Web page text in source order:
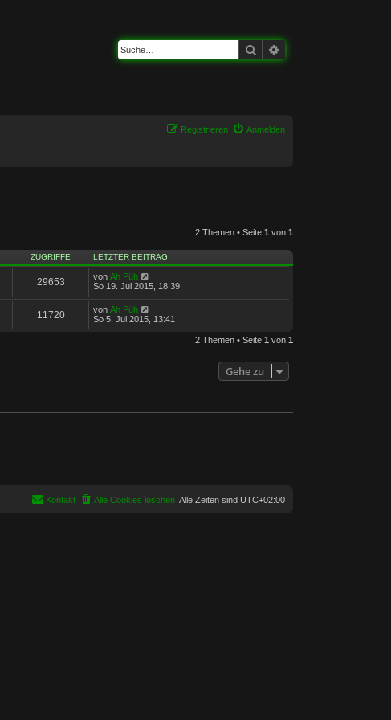
Suche
Anmelden
Registrieren
2 Themen • Seite 1 von 1
ZUGRIFFE LETZTER BEITRAG
29653 von Äh Püh
So 19. Jul 2015, 18:39
11720 von Äh Püh
So 5. Jul 2015, 13:41
2 Themen • Seite 1 von 1
Gehe zu
Alle Zeiten sind UTC+02:00
Alle Cookies löschen
Kontakt